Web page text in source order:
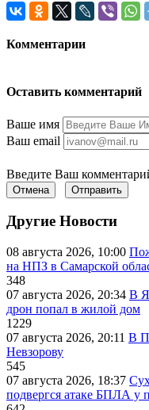
Комментарии
Оставить комментарий
Ваше имя
Ваш email
Введите Ваш
Отмена Отправить
Другие Новости
08 августа 2026, 10:00
на НПЗ в Самарской
348
07 августа 2026, 20:34 В
дрон попал в жилой дом
1229
07 августа 2026, 20:11 В
Невзорову
545
07 августа 2026, 18:37
подвергся атаке БПЛА у